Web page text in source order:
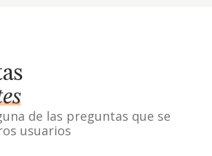
de las preguntas que se
usuarios